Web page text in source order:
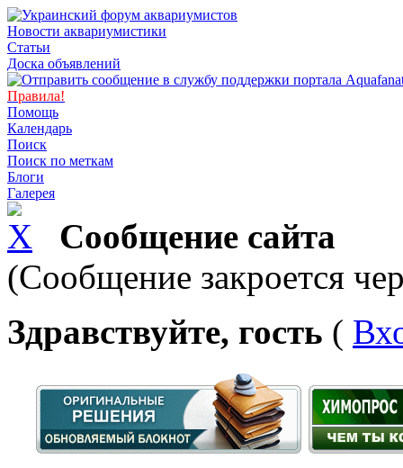
Новости аквариумистики
Статьи
Доска объявлений
Правила!
Помощь
Календарь
Поиск
Поиск по меткам
Блоги
Галерея
Сообщение сайта
(Сообщение закроется
Здравствуйте, гость (